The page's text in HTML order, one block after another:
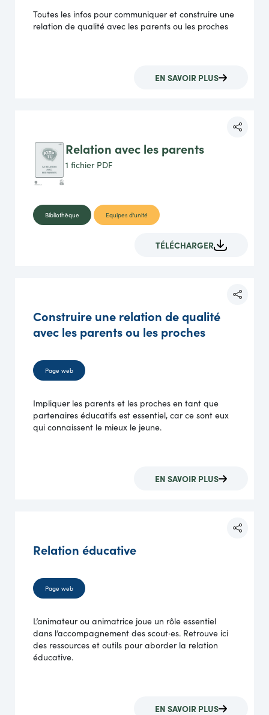
Toutes les infos pour communiquer et construire une
relation de qualité avec les parents ou les proches
EN SAVOIR PLUS
Relation avec les parents
1 fichier PDF
Bibliothèque Equipes d'unité
TÉLÉCHARGER
Construire une relation de qualité
avec les parents ou les proches
Page web
Impliquer les parents et les proches en tant que
partenaires éducatifs est essentiel, car ce sont eux
qui connaissent le mieux le jeune.
EN SAVOIR PLUS
Relation éducative
Page web
L’animateur ou animatrice joue un rôle essentiel
dans l’accompagnement des scout·es. Retrouve ici
des ressources et outils pour aborder la relation
éducative.
EN SAVOIR PLUS